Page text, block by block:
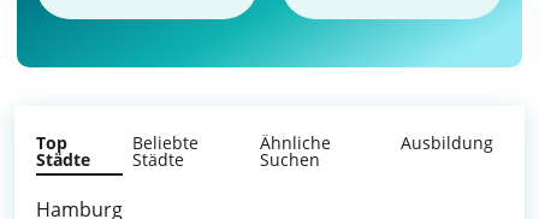
Top
Städte
Beliebte
Städte
Ähnliche
Suchen
Ausbildung
Hamburg